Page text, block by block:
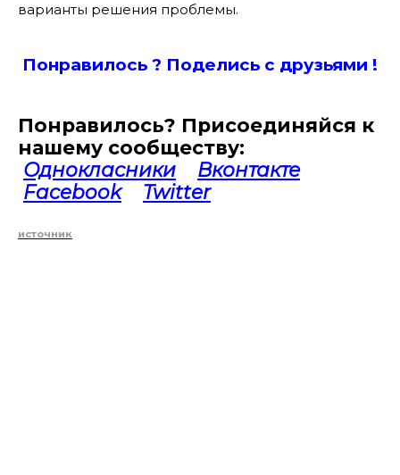
варианты решения проблемы.
Понравилось ? Поделись с друзьями !
Понравилось? Присоединяйся к
нашему сообществу:
Однокласники
Вконтакте
Facebook
Twitter
источник